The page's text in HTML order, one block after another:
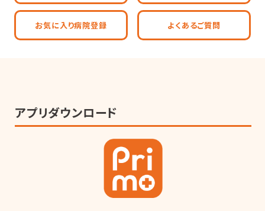
お気に入り病院登録 よくあるご質問
アプリダウンロード